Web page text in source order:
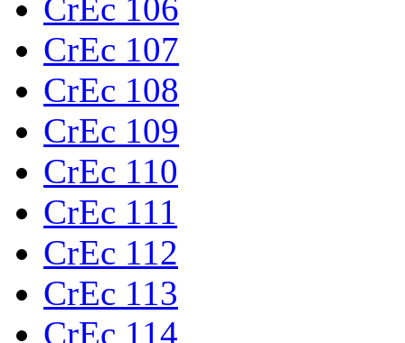
CrEc 106
CrEc 107
CrEc 108
CrEc 109
CrEc 110
CrEc 111
CrEc 112
CrEc 113
CrEc 114